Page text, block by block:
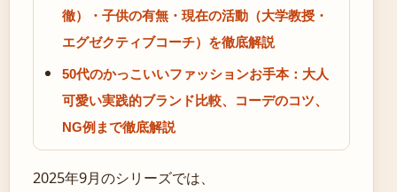
徹）・子供の有無・現在の活動（大学教授・
エグゼクティブコーチ）を徹底解説
50代のかっこいいファッションお手本：大人
可愛い実践的ブランド比較、コーデのコツ、
NG例まで徹底解説
2025年9月のシリーズでは、